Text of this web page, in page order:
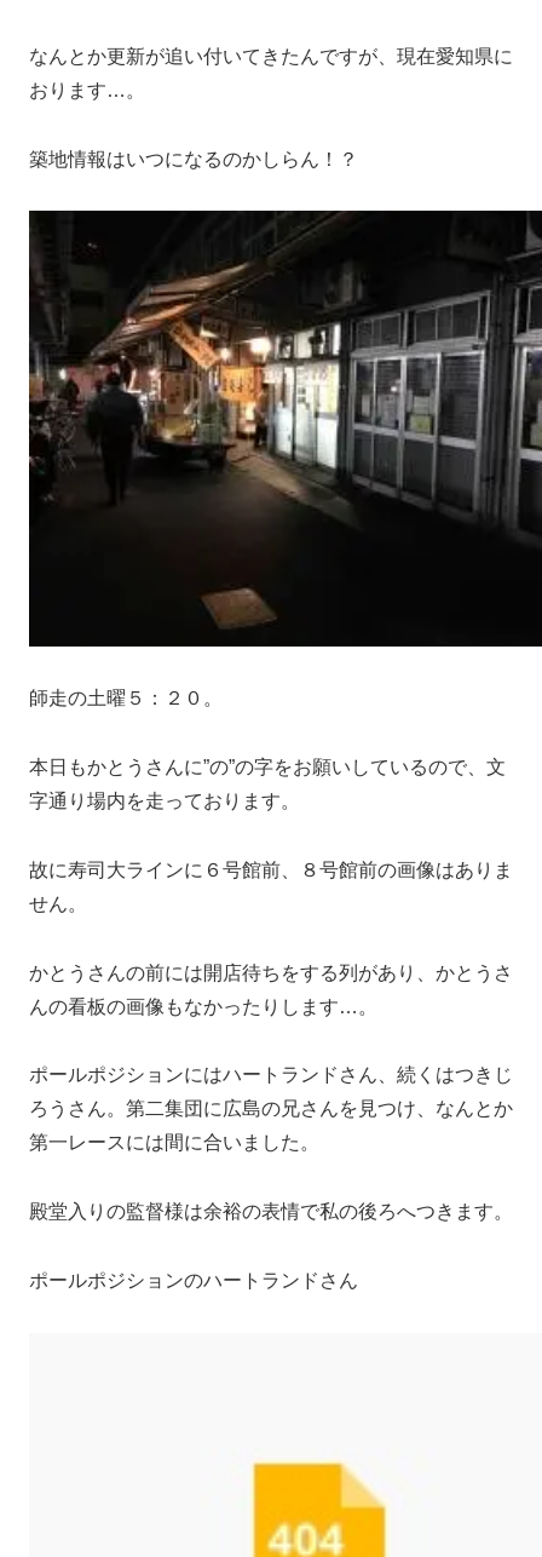
なんとか更新が追い付いてきたんですが、現在愛知県に
おります…。
築地情報はいつになるのかしらん！？
師走の土曜５：２０。
本日もかとうさんに”の”の字をお願いしているので、文
字通り場内を走っております。
故に寿司大ラインに６号館前、８号館前の画像はありま
せん。
かとうさんの前には開店待ちをする列があり、かとうさ
んの看板の画像もなかったりします…。
ポールポジションにはハートランドさん、続くはつきじ
ろうさん。第二集団に広島の兄さんを見つけ、なんとか
第一レースには間に合いました。
殿堂入りの監督様は余裕の表情で私の後ろへつきます。
ポールポジションのハートランドさん